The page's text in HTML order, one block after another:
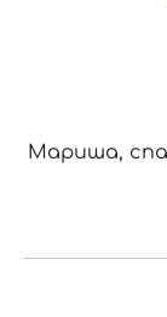
Мариша,